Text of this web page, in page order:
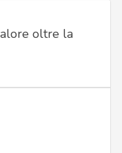
oltre la